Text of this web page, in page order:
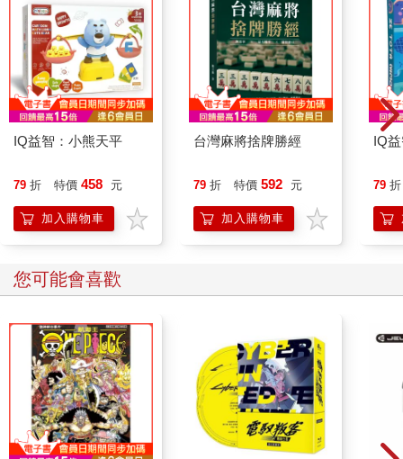
IQ益智：小熊天平
79 折 特價 458 元
加入購物車
台灣麻將捨牌勝經
79 折 特價 592 元
加入購物車
IQ
79 折
您可能會喜歡